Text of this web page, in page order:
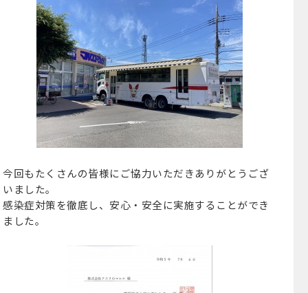
今回もたくさんの皆様にご協力いただきありがとうござ
いました。
感染症対策を徹底し、安心・安全に実施することができ
ました。